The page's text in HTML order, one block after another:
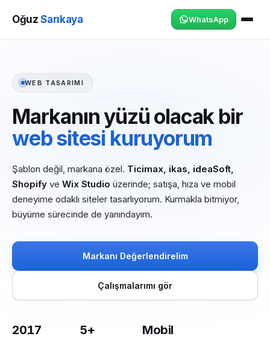
OğuzSarıkaya WhatsApp
WEB TASARIMI
Markanın yüzü olacak bir
web sitesi kuruyorum
Şablon değil, markana özel. Ticimax, ikas, ideaSoft,
Shopify ve Wix Studio üzerinde; satışa, hıza ve mobil
deneyime odaklı siteler tasarlıyorum. Kurmakla bitmiyor,
büyüme sürecinde de yanındayım.
Markanı Değerlendirelim
Çalışmalarımı gör
2017 5+ Mobil